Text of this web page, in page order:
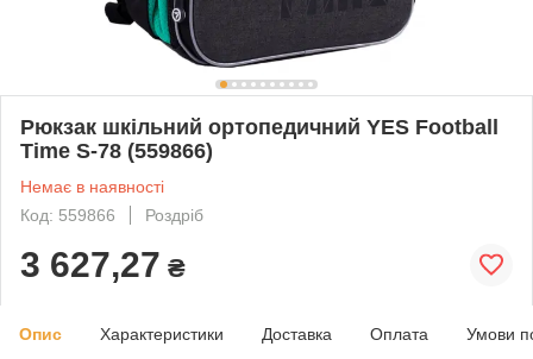
Рюкзак шкільний ортопедичний YES Football
Time S-78 (559866)
Немає в наявності
Код: 559866
Роздріб
3 627,27 ₴
Опис Характеристики Доставка Оплата Умови